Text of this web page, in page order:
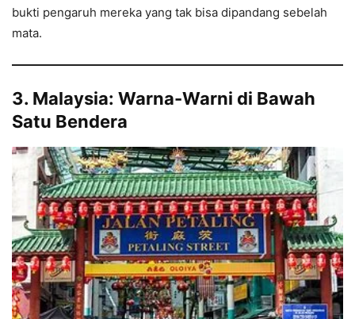
bukti pengaruh mereka yang tak bisa dipandang sebelah
mata.
3. Malaysia: Warna-Warni di Bawah
Satu Bendera